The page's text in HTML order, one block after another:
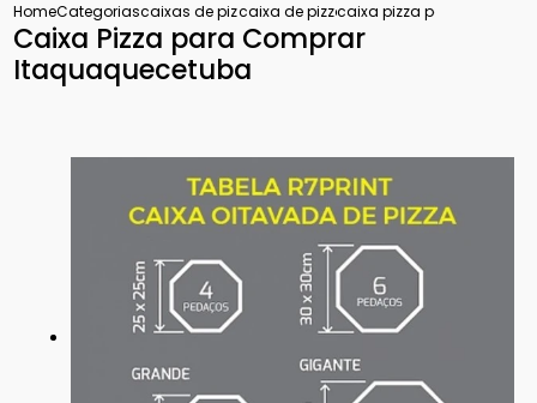
HomeCategoriascaixas de pizzacaixa de pizza personalizada
caixa pizza para
Caixa Pizza para Comprar
Itaquaquecetuba